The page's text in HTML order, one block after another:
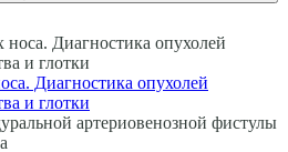
Диагностика опухолей
и глотки